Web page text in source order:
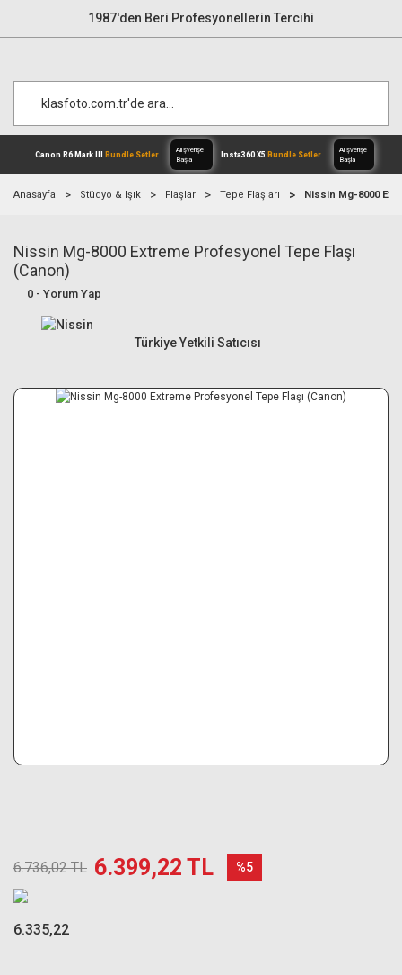
1987'den Beri Profesyonellerin Tercihi
Canon R6 Mark III Bundle Setler
Alışverişe
Anasayfa Stüdyo & Işık Flaşlar Tepe Flaşları Nissin Mg-8000
Nissin Mg-8000 Extreme Profesyonel Tepe Flaşı
(Canon)
0 - Yorum Yap
Türkiye Yetkili Satıcısı
6.736,02 TL 6.399,22 TL %5
6.335,22